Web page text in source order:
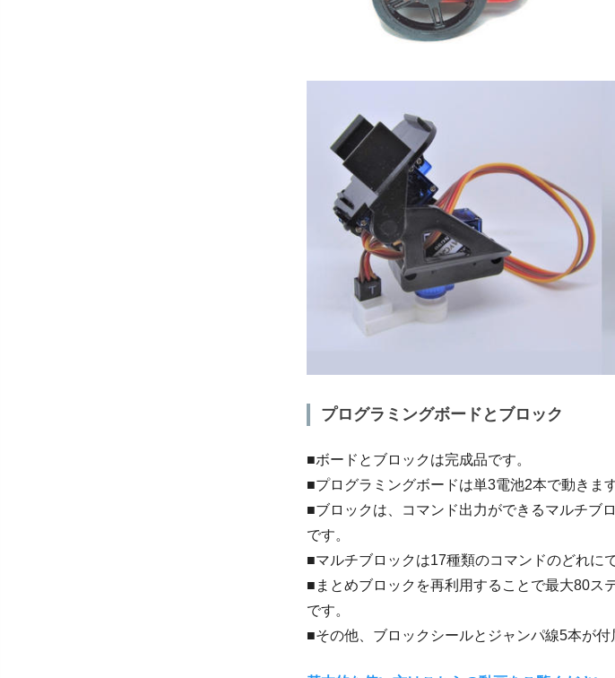
プログラミングボードとブロック
■ボードとブロックは完成品です。
■プログラミングボードは単3電池2本で動きま
■ブロックは、コマンド出力ができるマルチブ
です。
■マルチブロックは17種類のコマンドのどれに
■まとめブロックを再利用することで最大80ス
です。
■その他、ブロックシールとジャンパ線5本が付